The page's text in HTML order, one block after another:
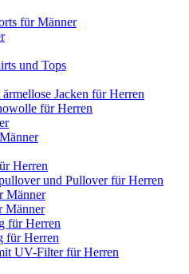
für Männer
und Tops
Jacken für Herren
für Herren
Herren
und Pullover für Herren
Männer
Männer
für Herren
für Herren
UV-Filter für Herren